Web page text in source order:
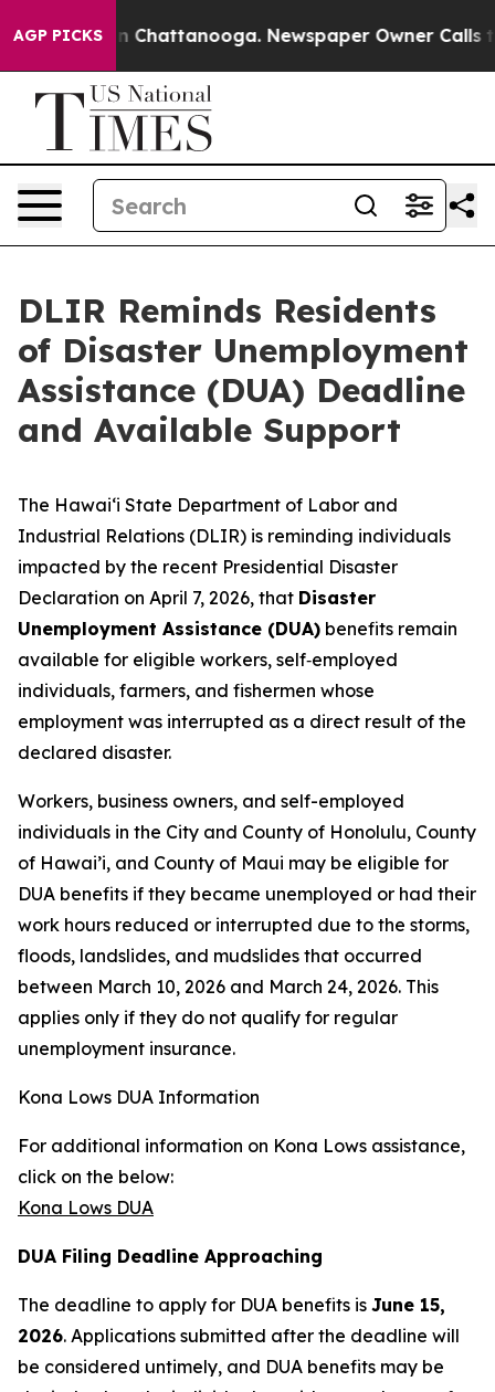
AGP PICKSin Chattanooga. Newspaper Owner Calls the
DLIR Reminds Residents
of Disaster Unemployment
Assistance (DUA) Deadline
and Available Support
The Hawaiʻi State Department of Labor and
Industrial Relations (DLIR) is reminding individuals
impacted by the recent Presidential Disaster
Declaration on April 7, 2026, that Disaster
Unemployment Assistance (DUA) benefits remain
available for eligible workers, self‑employed
individuals, farmers, and fishermen whose
employment was interrupted as a direct result of the
declared disaster.
Workers, business owners, and self-employed
individuals in the City and County of Honolulu, County
of Hawai’i, and County of Maui may be eligible for
DUA benefits if they became unemployed or had their
work hours reduced or interrupted due to the storms,
floods, landslides, and mudslides that occurred
between March 10, 2026 and March 24, 2026. This
applies only if they do not qualify for regular
unemployment insurance.
Kona Lows DUA Information
For additional information on Kona Lows assistance,
click on the below:
Kona Lows DUA
DUA Filing Deadline Approaching
The deadline to apply for DUA benefits is June 15,
2026. Applications submitted after the deadline will
be considered untimely, and DUA benefits may be